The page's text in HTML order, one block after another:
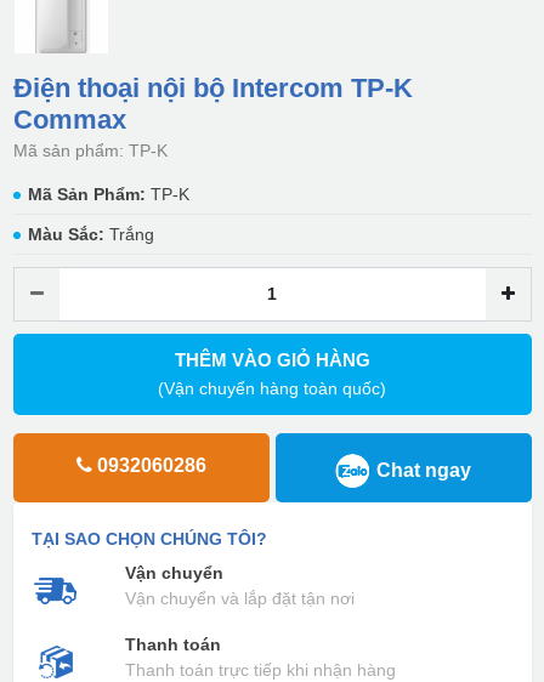
Điện thoại nội bộ Intercom TP-K
Commax
Mã sản phẩm: TP-K
Mã Sản Phẩm: TP-K
Màu Sắc: Trắng
THÊM VÀO GIỎ HÀNG
(Vận chuyển hàng toàn quốc)
0932060286 Chat ngay
TẠI SAO CHỌN CHÚNG TÔI?
Vận chuyển
Vận chuyển và lắp đặt tận nơi
Thanh toán
Thanh toán trực tiếp khi nhận hàng